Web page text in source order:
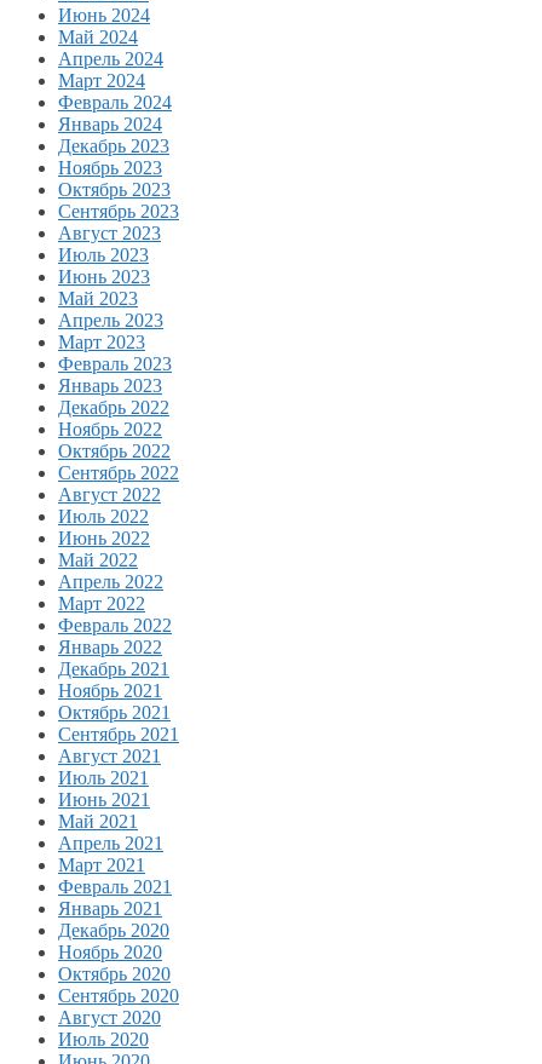
Июнь 2024
Май 2024
Апрель 2024
Март 2024
Февраль 2024
Январь 2024
Декабрь 2023
Ноябрь 2023
Октябрь 2023
Сентябрь 2023
Август 2023
Июль 2023
Июнь 2023
Май 2023
Апрель 2023
Март 2023
Февраль 2023
Январь 2023
Декабрь 2022
Ноябрь 2022
Октябрь 2022
Сентябрь 2022
Август 2022
Июль 2022
Июнь 2022
Май 2022
Апрель 2022
Март 2022
Февраль 2022
Январь 2022
Декабрь 2021
Ноябрь 2021
Октябрь 2021
Сентябрь 2021
Август 2021
Июль 2021
Июнь 2021
Май 2021
Апрель 2021
Март 2021
Февраль 2021
Январь 2021
Декабрь 2020
Ноябрь 2020
Октябрь 2020
Сентябрь 2020
Август 2020
Июль 2020